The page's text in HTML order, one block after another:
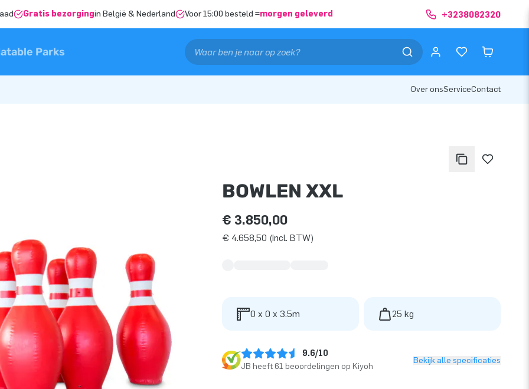
Gratis bezorgingin België & Nederland Voor 15:00 besteld =morgen geleverd +3238082320
Parks
Over onsServiceContact
BOWLEN XXL
€ 3.850,00
€ 4.658,50 (incl. BTW)
0 x 0 x 3.5m 25 kg
9.6/10
JB heeft 61 beoordelingen op Kiyoh
Bekijk alle specificaties